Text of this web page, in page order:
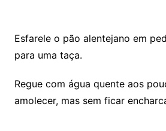
Esfarele o pão alentejano em
para uma taça.
Regue com água quente aos
amolecer, mas sem ficar